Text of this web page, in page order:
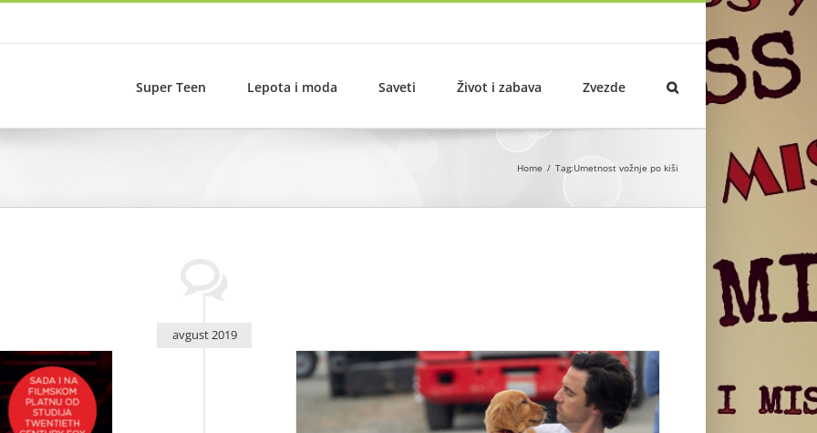
Super Teen Lepota i moda Saveti Život i zabava Zvezde
Home Tag:Umetnost vožnje po kiši
avgust 2019